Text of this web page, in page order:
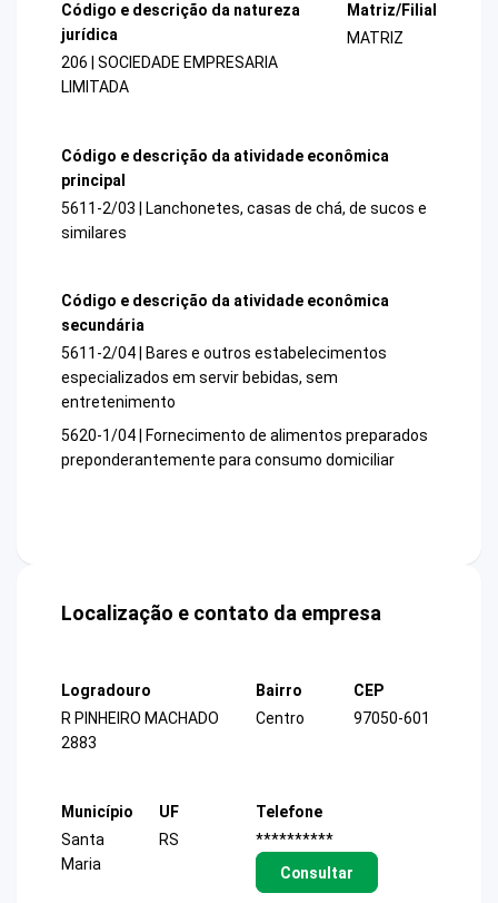
Código e descrição da natureza
jurídica
206 | SOCIEDADE EMPRESARIA
LIMITADA
Matriz/Filial
MATRIZ
Código e descrição da atividade econômica
principal
5611-2/03 | Lanchonetes, casas de chá, de sucos e
similares
Código e descrição da atividade econômica
secundária
5611-2/04 | Bares e outros estabelecimentos
especializados em servir bebidas, sem
entretenimento
5620-1/04 | Fornecimento de alimentos preparados
preponderantemente para consumo domiciliar
Localização e contato da empresa
Logradouro
R PINHEIRO MACHADO
2883
Bairro
Centro
CEP
97050-601
Município
Santa
Maria
UF
RS
Telefone
**********
Consultar